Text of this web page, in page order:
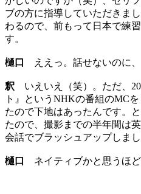
ブの方に指導していただきま
わるので、前もって日本で練
す。
樋口 ええっ。話せないのに
釈 いえいえ（笑）。ただ、
ト』というNHKの番組のMC
たので下地はあったんです。
たので、撮影までの半年間は
会話でブラッシュアップしまし
樋口 ネイティブかと思うほど